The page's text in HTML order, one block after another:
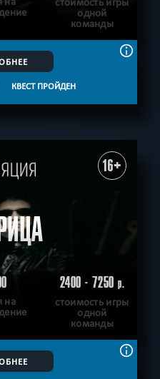
одной
команды
КВЕСТ ПРОЙДЕН
16+
на
2400 - 7250р.
стоимость игры
одной
команды